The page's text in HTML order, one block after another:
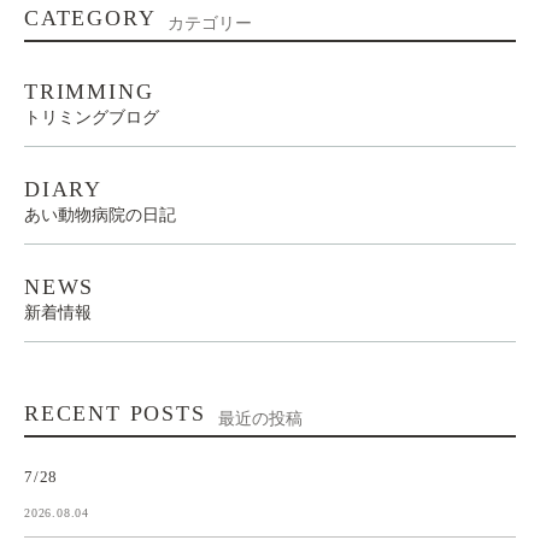
CATEGORY カテゴリー
TRIMMING
トリミングブログ
DIARY
あい動物病院の日記
NEWS
新着情報
RECENT POSTS 最近の投稿
7/28
2026.08.04